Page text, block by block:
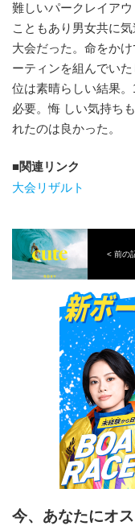
難しいパークレイア
こともあり男⼥共に
⼤会だった。命をか
ーティンを組んでい
位は素晴らしい結果
必要。悔 しい気持ち
れたのは良かった。
関連リンク
大会リザルト
< 前の
今、あなたにオ